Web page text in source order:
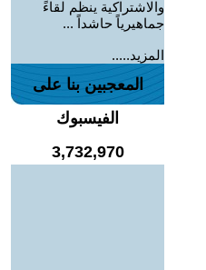
والاشتراكية ينظم لقاءً
جماهيرياً حاشداً ...
المزيد.....
المعجبين بنا على
الفيسبوك
3,732,970